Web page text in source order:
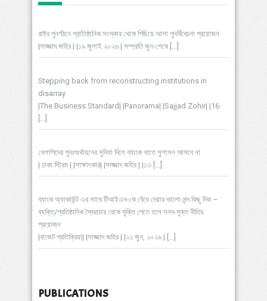
রাষ্ট্র পুনর্গঠনে প্রাতিষ্ঠানিক সংস্কার থেকে পিছিয়ে আসা পুনর্বিবেচনা প্রয়োজন
|সাজ্জাদ জহির | |১৯ জুলাই ২০২৬ | সম্প্রতি জুন-শেষে […]
Stepping back from reconstructing institutions in
disarray
|The Business Standard| |Panorama| |Sajjad Zohir| |16
[…]
খেলাপিদের পুনঃঅর্থায়নের সুবিধা দিলে ব্যাংক খাতে সুশাসন আসবে না
| ঢাকা স্ট্রিম | |সাক্ষাৎকার| |সাজ্জাদ জহির | |১৩ […]
ব্যাংক অ্যাকাউন্ট এর সাথে টিআইএন-কে বেঁধে দেয়ার ভালো-মন্দ কিছু দিক –
ব্যক্তি/প্রতিষ্ঠানিক স্বৈরাচার থেকে মুক্তি পেতে হলে সনদ-মুক্ত নীতির
প্রয়োজন
|বাজেট প্রতিক্রিয়া| |সাজ্জাদ জহির | |২২ জুন, ২০২৬ | […]
PUBLICATIONS